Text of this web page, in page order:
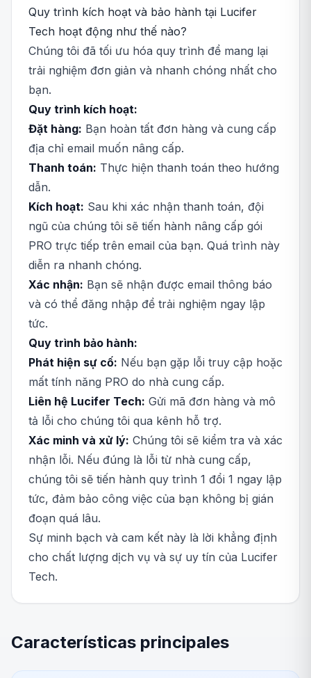
Quy trình kích hoạt và bảo hành tại Lucifer
Tech hoạt động như thế nào?
Chúng tôi đã tối ưu hóa quy trình để mang lại
trải nghiệm đơn giản và nhanh chóng nhất cho
bạn.
Quy trình kích hoạt:
Đặt hàng: Bạn hoàn tất đơn hàng và cung cấp
địa chỉ email muốn nâng cấp.
Thanh toán: Thực hiện thanh toán theo hướng
dẫn.
Kích hoạt: Sau khi xác nhận thanh toán, đội
ngũ của chúng tôi sẽ tiến hành nâng cấp gói
PRO trực tiếp trên email của bạn. Quá trình này
diễn ra nhanh chóng.
Xác nhận: Bạn sẽ nhận được email thông báo
và có thể đăng nhập để trải nghiệm ngay lập
tức.
Quy trình bảo hành:
Phát hiện sự cố: Nếu bạn gặp lỗi truy cập hoặc
mất tính năng PRO do nhà cung cấp.
Liên hệ Lucifer Tech: Gửi mã đơn hàng và mô
tả lỗi cho chúng tôi qua kênh hỗ trợ.
Xác minh và xử lý: Chúng tôi sẽ kiểm tra và xác
nhận lỗi. Nếu đúng là lỗi từ nhà cung cấp,
chúng tôi sẽ tiến hành quy trình 1 đổi 1 ngay lập
tức, đảm bảo công việc của bạn không bị gián
đoạn quá lâu.
Sự minh bạch và cam kết này là lời khẳng định
cho chất lượng dịch vụ và sự uy tín của Lucifer
Tech.
Características principales